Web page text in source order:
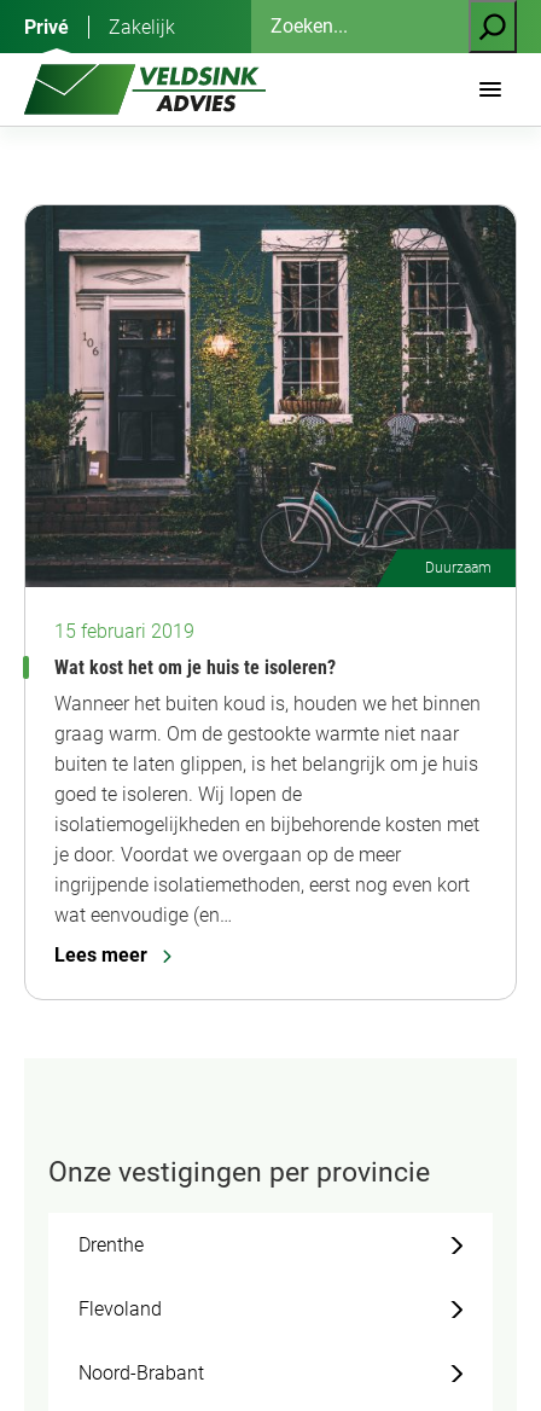
inhoud
Privé Zakelijk
Zoeken
Duurzaam
15 februari 2019
Wat kost het om je huis te isoleren?
Wanneer het buiten koud is, houden we het binnen
graag warm. Om de gestookte warmte niet naar
buiten te laten glippen, is het belangrijk om je huis
goed te isoleren. Wij lopen de
isolatiemogelijkheden en bijbehorende kosten met
je door. Voordat we overgaan op de meer
ingrijpende isolatiemethoden, eerst nog even kort
wat eenvoudige (en…
Lees meer
Onze vestigingen per provincie
Drenthe
Flevoland
Noord-Brabant